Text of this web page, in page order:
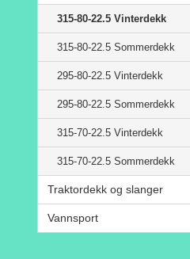
315-80-22.5 Vinterdekk
315-80-22.5 Sommerdekk
295-80-22.5 Vinterdekk
295-80-22.5 Sommerdekk
315-70-22.5 Vinterdekk
315-70-22.5 Sommerdekk
Traktordekk og slanger
Vannsport